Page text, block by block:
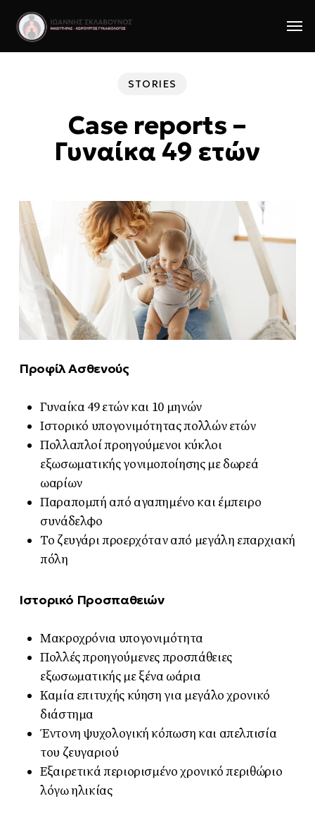
Skip
main
STORIES
Case reports –
Γυναίκα 49 ετών
Προφίλ Ασθενούς
Γυναίκα 49 ετών και 10 μηνών
Ιστορικό υπογονιμότητας πολλών ετών
Πολλαπλοί προηγούμενοι κύκλοι
εξωσωματικής γονιμοποίησης με δωρεά
ωαρίων
Παραπομπή από αγαπημένο και έμπειρο
συνάδελφο
Το ζευγάρι προερχόταν από μεγάλη επαρχιακή
πόλη
Ιστορικό Προσπαθειών
Μακροχρόνια υπογονιμότητα
Πολλές προηγούμενες προσπάθειες
εξωσωματικής με ξένα ωάρια
Καμία επιτυχής κύηση για μεγάλο χρονικό
διάστημα
Έντονη ψυχολογική κόπωση και απελπισία
του ζευγαριού
Εξαιρετικά περιορισμένο χρονικό περιθώριο
λόγω ηλικίας